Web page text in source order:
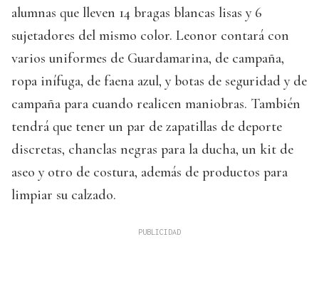
alumnas que lleven 14 bragas blancas lisas y 6
sujetadores del mismo color. Leonor contará con
varios uniformes de Guardamarina, de campaña,
ropa inífuga, de faena azul, y botas de seguridad y de
campaña para cuando realicen maniobras. También
tendrá que tener un par de zapatillas de deporte
discretas, chanclas negras para la ducha, un kit de
aseo y otro de costura, además de productos para
limpiar su calzado.